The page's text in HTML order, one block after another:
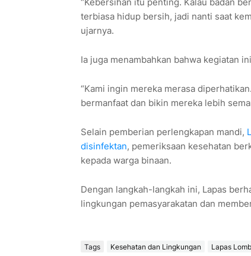
terbiasa hidup bersih, jadi nanti saat
ujarnya.
Ia juga menambahkan bahwa kegiatan
“Kami ingin mereka merasa
bermanfaat dan bikin mereka lebih
Selain pemberian perlengkapan mandi,
disinfektan, pemeriksaan kesehatan
kepada warga binaan.
Dengan langkah-langkah ini, Lapas
lingkungan pemasyarakatan dan
Tags Kesehatan dan Lingkungan Lapas